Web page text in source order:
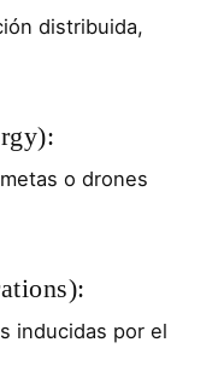
distribuida,
o drones
inducidas por el